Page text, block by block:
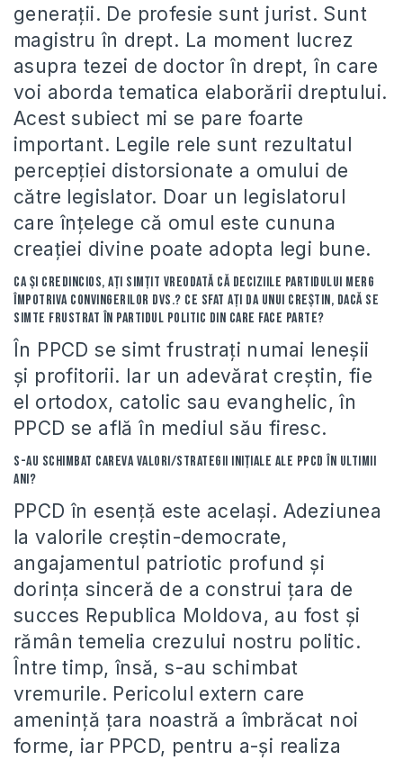
generaţii. De profesie sunt jurist. Sunt
magistru în drept. La moment lucrez
asupra tezei de doctor în drept, în care
voi aborda tematica elaborării dreptului.
Acest subiect mi se pare foarte
important. Legile rele sunt rezultatul
percepţiei distorsionate a omului de
către legislator. Doar un legislatorul
care înţelege că omul este cununa
creaţiei divine poate adopta legi bune.
Ca și credincios, aţi simţit vreodată că deciziile partidului merg
împotriva convingerilor Dvs.? Ce sfat aţi da unui creştin, dacă se
simte frustrat în partidul politic din care face parte?
În PPCD se simt frustraţi numai leneşii
şi profitorii. Iar un adevărat creştin, fie
el ortodox, catolic sau evanghelic, în
PPCD se află în mediul său firesc.
S-au schimbat careva valori/strategii iniţiale ale PPCD în ultimii
ani?
PPCD în esenţă este acelaşi. Adeziunea
la valorile creştin-democrate,
angajamentul patriotic profund şi
dorinţa sinceră de a construi ţara de
succes Republica Moldova, au fost şi
rămân temelia crezului nostru politic.
Între timp, însă, s-au schimbat
vremurile. Pericolul extern care
ameninţă ţara noastră a îmbrăcat noi
forme, iar PPCD, pentru a-şi realiza